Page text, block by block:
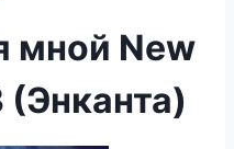
мной New